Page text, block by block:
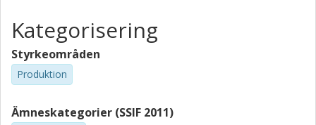
Kategorisering
Styrkeområden
Produktion
Ämneskategorier (SSIF 2011)